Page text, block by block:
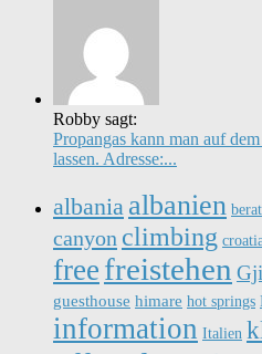
Robby sagt:
Propangas kann man auf
lassen. Adresse:...
albania albanien berat
canyon climbing
free freistehen
guesthouse himare hot springs
information Italien